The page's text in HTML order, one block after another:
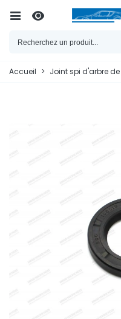
Accueil > Joint spi d'arbre